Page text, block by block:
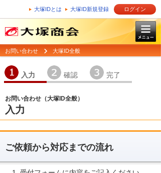
大塚IDとは 大塚ID新規登録 ログイン
お問い合わせ 大塚ID全般
入力
確認
完了
お問い合わせ（大塚ID全般）
入力
ご依頼から対応までの流れ